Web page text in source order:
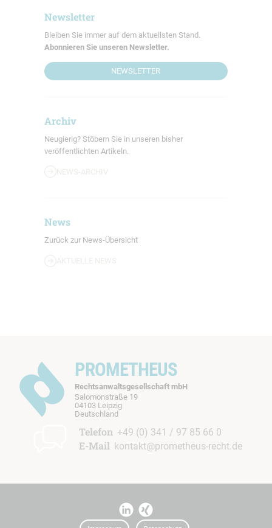
Newsletter
Bleiben Sie immer auf dem aktuellsten Stand.
Abonnieren Sie unseren Newsletter.
NEWSLETTER
Archiv
Neugierig? Stöbern Sie in unseren bisher
veröffentlichten Artikeln.
NEWS-ARCHIV
News
Zurück zur News-Übersicht
AKTUELLE NEWS
PROMETHEUS
Rechtsanwaltsgesellschaft mbH
Salomonstraße 19
04103 Leipzig
Deutschland
b
Telefon +49 (0) 341 / 97 85 66 0
E-Mail kontakt@prometheus-recht.de